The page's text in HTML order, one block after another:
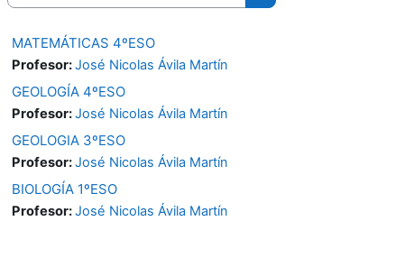
Buscar cursos
MATEMÁTICAS 4ºESO
Profesor:José Nicolas Ávila Martín
GEOLOGÍA 4ºESO
Profesor:José Nicolas Ávila Martín
GEOLOGIA 3ºESO
Profesor:José Nicolas Ávila Martín
BIOLOGÍA 1ºESO
Profesor:José Nicolas Ávila Martín